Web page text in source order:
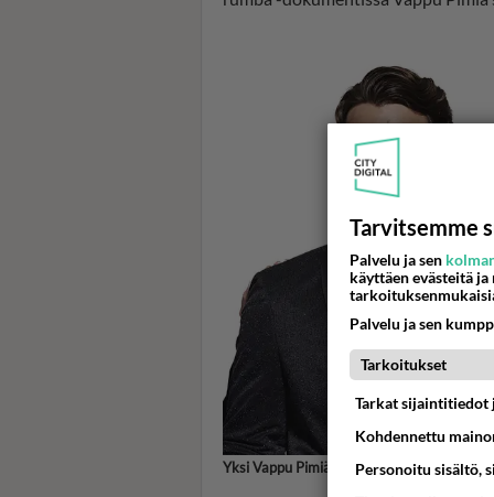
Yksi Vappu Pimiän juontajakollegoista
Tarvitsemme
Palvelu ja sen
käyttäen evästeitä
Palvelu ja sen
Tarkoitukset
Tarkat sijaintitiedot
Kohdennettu
Personoitu sisältö,